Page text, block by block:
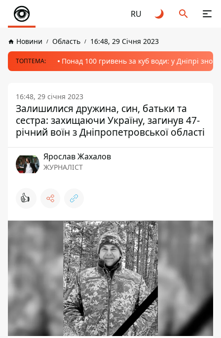
RU
Новини Область 16:48, 29 Січня 2023
ТОПТЕМА: Понад 100 гривень за куб води: у Дніпрі
16:48, 29 січня 2023
Залишилися дружина, син, батьки та
сестра: захищаючи Україну, загинув 47-
річний воїн з Дніпропетровської області
Ярослав Жахалов
ЖУРНАЛІСТ
👍